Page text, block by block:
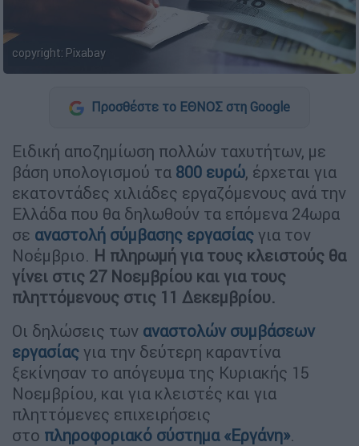
copyright: Pixabay
Προσθέστε το ΕΘΝΟΣ στη Google
Ειδική αποζημίωση πολλών ταχυτήτων, με
βάση υπολογισμού τα 800 ευρώ, έρχεται για
εκατοντάδες χιλιάδες εργαζόμενους ανά την
Ελλάδα που θα δηλωθούν τα επόμενα 24ωρα
σε αναστολή σύμβασης εργασίας για τον
Νοέμβριο. Η πληρωμή για τους κλειστούς θα
γίνει στις 27 Νοεμβρίου και για τους
πληττόμενους στις 11 Δεκεμβρίου.
Οι δηλώσεις των αναστολών συμβάσεων
εργασίας για την δεύτερη καραντίνα
ξεκίνησαν το απόγευμα της Κυριακής 15
Νοεμβρίου, και για κλειστές και για
πληττόμενες επιχειρήσεις
στο πληροφοριακό σύστημα «Εργάνη».